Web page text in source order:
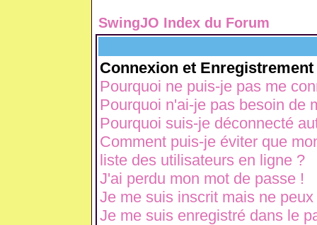
SwingJO Index du Forum
Connexion et Enregistrement
Pourquoi ne puis-je pas me
Pourquoi n'ai-je pas besoin de
Pourquoi suis-je déconnecté
Comment puis-je éviter que
liste des utilisateurs en ligne ?
J'ai perdu mon mot de passe !
Je me suis inscrit mais ne
Je me suis enregistré dans le